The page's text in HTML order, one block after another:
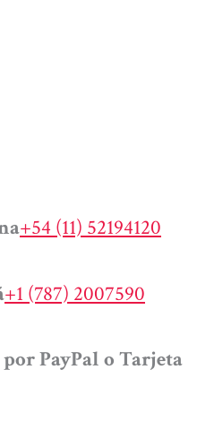
+54 (11) 52194120
+1 (787) 2007590
PayPal o Tarjeta